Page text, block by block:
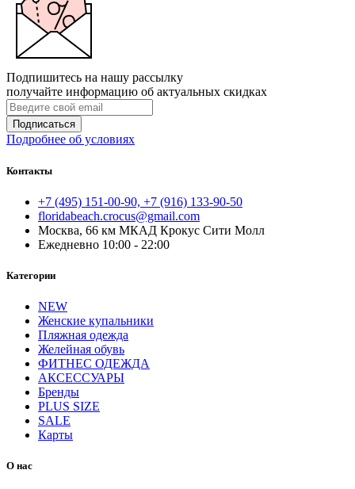
Подпишитесь на нашу рассылку
получайте информацию об актуальных скидках
Подписаться
Подробнее об условиях
Контакты
+7 (495) 151-00-90, +7 (916) 133-90-50
floridabeach.crocus@gmail.com
Москва, 66 км МКАД Крокус Сити Молл
Ежедневно 10:00 - 22:00
Категории
NEW
Женские купальники
Пляжная одежда
Желейная обувь
ФИТНЕС ОДЕЖДА
АКСЕССУАРЫ
Бренды
PLUS SIZE
SALE
Карты
О нас